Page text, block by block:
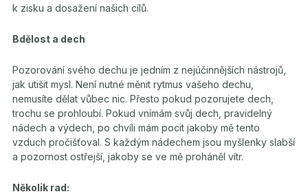
k zisku a dosažení našich cílů.
Bdělost a dech
Pozorování svého dechu je jedním z nejúčinnějších nástrojů,
jak utišit mysl. Není nutné měnit rytmus vašeho dechu,
nemusíte dělat vůbec nic. Přesto pokud pozorujete dech,
trochu se prohloubí. Pokud vnímám svůj dech, pravidelný
nádech a výdech, po chvíli mám pocit jakoby mě tento
vzduch pročišťoval. S každým nádechem jsou myšlenky slabší
a pozornost ostřejší, jakoby se ve mě proháněl vítr.
Několik rad: